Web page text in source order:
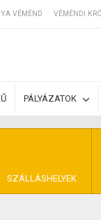
VÉMÉND VÉMÉNDI
PÁLYÁZATOK
SZÁLLÁSHELYEK